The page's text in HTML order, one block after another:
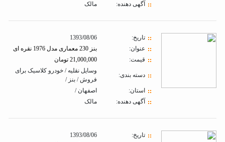
آگهی دهنده:
مالک
تاريخ:
1393/08/06
عنوان:
بنز 230 معماری مدل 1976 نقره ای
قیمت:
21,000,000 تومان
دسته بندی:
وسایل نقلیه / خودرو کلاسیک برای
فروش / بنز /
استان:
اصفهان /
آگهی دهنده:
مالک
تاريخ: 1393/08/06